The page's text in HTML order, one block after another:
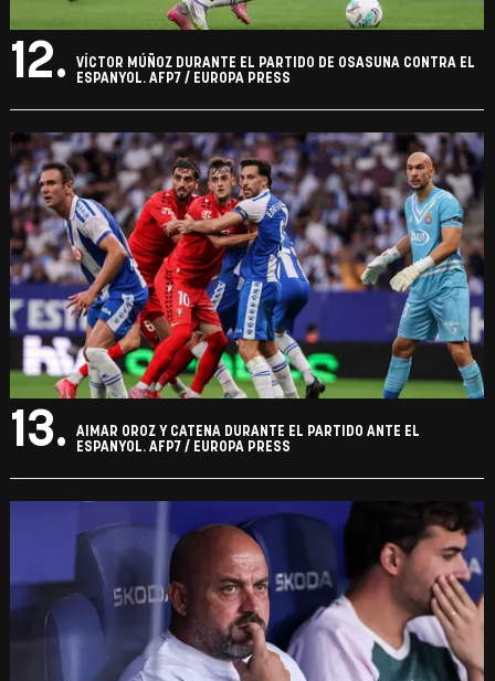
12.
VÍCTOR MÚÑOZ DURANTE EL PARTIDO DE OSASUNA CONTRA EL
ESPANYOL. AFP7 / EUROPA PRESS
13.
AIMAR OROZ Y CATENA DURANTE EL PARTIDO ANTE EL
ESPANYOL. AFP7 / EUROPA PRESS